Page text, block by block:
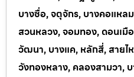
บางซื่อ, จตุจักร, บางคอแหล
สวนหลวง, จอมทอง, ดอนเมื
วัฒนา, บางแค, หลักสี่, สายไ
วังทองหลาง, คลองสามวา,